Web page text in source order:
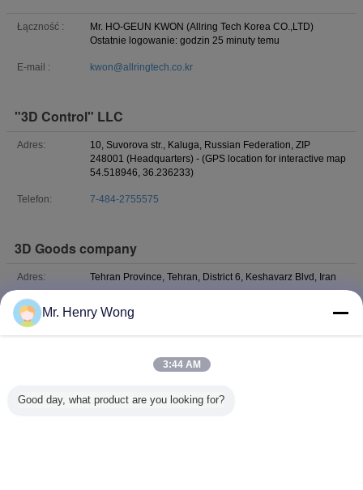
Łączność :
Mr. HO-GEUN KWON (Allring Tech Korea CO.,LTD)
Ostatnie logowanie: godzin 25 minuty temu
E-mail : kwon@allringtech.co.kr
"3D Control" LLC
Adres:
10, Suvorovа str., Kaluga, Russian Federation, ZIP
248001 (Headquarters) - (GPS location for interactive map
54.518946, 36.236233)
Telefon: 7-484-2755575
3D Goods company
Adres: Tehran Province, Tehran, District 6, Keshavarz Blvd, Iran
Telefon:
Łączność :
Mr. Mohammad Khalif Amir Hosseini (3D Goods company)
Telefon : +989124129606
Mr. Henry Wong
3:44 AM
Good day, what product are you looking for?